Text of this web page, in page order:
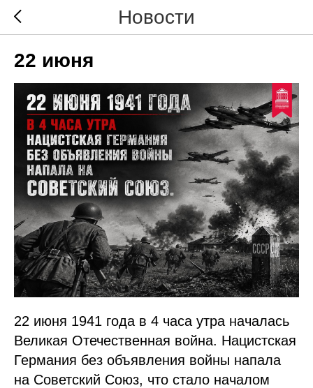
Новости
22 июня
22 июня 1941 года в 4 часа утра началась
Великая Отечественная война. Нацистская
Германия без объявления войны напала
на Советский Союз, что стало началом